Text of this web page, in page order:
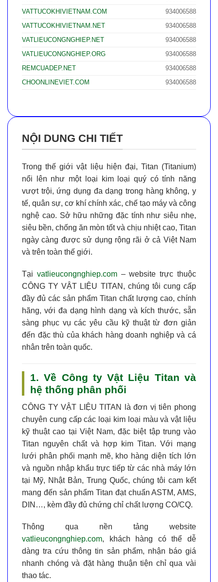
VATTUCOKHIVIETNAM.COM
934006588
VATTUCOKHIVIETNAM.NET
934006588
VATLIEUCONGNGHIEP.NET
934006588
VATLIEUCONGNGHIEP.ORG
934006588
REMCUADEP.NET
934006588
CHOONLINEVIET.COM
934006588
NỘI DUNG CHI TIẾT
Trong thế giới vật liệu hiện đại, Titan (Titanium)
nổi lên như một loại kim loại quý có tính năng
vượt trội, ứng dụng đa dạng trong hàng không, y
tế, quân sự, cơ khí chính xác, chế tạo máy và công
nghệ cao. Sở hữu những đặc tính nhưsiêu nhẹ,
siêu bền, chống ăn mòn tốt và chịu nhiệt cao, Titan
ngày càng được sử dụng rộng rãi ở cả Việt Nam
và trên toàn thế giới.
Tại vatlieucongnghiep.com– website trực thuộc
CÔNG TY VẬT LIỆU TITAN , chúng tôi cung cấp
đầy đủ các sản phẩm Titan chất lượng cao, chính
hãng, với đa dạng hình dạng và kích thước, sẵn
sàng phục vụ các yêu cầu kỹ thuật từ đơn giản
đến đặc thù của khách hàng doanh nghiệp và cá
nhân trên toàn quốc.
1. Về Công ty Vật Liệu Titan và
hệ thống phân phối
CÔNG TY VẬT LIỆU TITAN
là đơn vị tiên phong
chuyên cung cấp các loại kim loại màu và vật liệu
kỹ thuật cao tại Việt Nam, đặc biệt tập trung vào
Titan nguyên chất và hợp kim Titan. Với mạng
lưới phân phối mạnh mẽ, kho hàng diện tích lớn
và nguồn nhập khẩu trực tiếp từ các nhà máy lớn
tại Mỹ, Nhật Bản, Trung Quốc, chúng tôi cam kết
mang đến sản phẩm Titan đạt chuẩn ASTM, AMS,
DIN…, kèm đầy đủ chứng chỉ chất lượng CO/CQ.
Thông qua nền tảng website
vatlieucongnghiep.com, khách hàng có thể dễ
dàng tra cứu thông tin sản phẩm, nhận báo giá
nhanh chóng và đặt hàng thuận tiện chỉ qua vài
thao tác.